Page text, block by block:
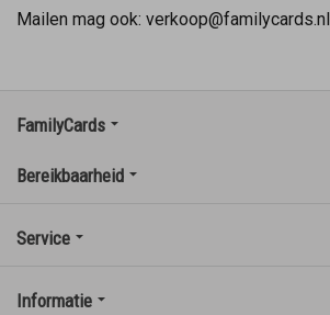
Mailen mag ook: verkoop@familycards.nl
FamilyCards
Bereikbaarheid
Service
Informatie